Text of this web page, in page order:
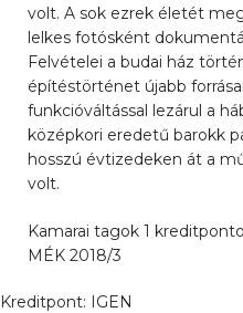
volt. A sok ezrek életét
lelkes fotósként
Felvételei a budai ház
építéstörténet újabb
funkcióváltással lezárul a
középkori eredetű barokk
hosszú évtizedeken át a
volt.
Kamarai tagok 1
MÉK 2018/3
Kreditpont: IGEN